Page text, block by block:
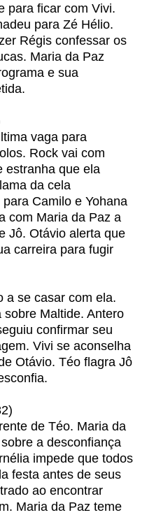
para ficar com Vivi.
para Zé Hélio.
Régis confessar os
Maria da Paz
e sua
vaga para
Rock vai com
estranha que ela
da cela
Camilo e Yohana
com Maria da Paz a
Jô. Otávio alerta que
carreira para fugir
a se casar com ela.
Maltide. Antero
confirmar seu
Vivi se aconselha
Otávio. Téo flagra Jô
de Téo. Maria da
a desconfiança
impede que todos
festa antes de seus
ao encontrar
Maria da Paz teme